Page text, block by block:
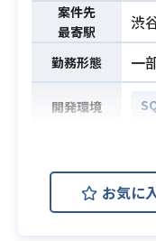
案件先
最寄駅
渋
勤務形態 一
開発環境
て
テ
お気に